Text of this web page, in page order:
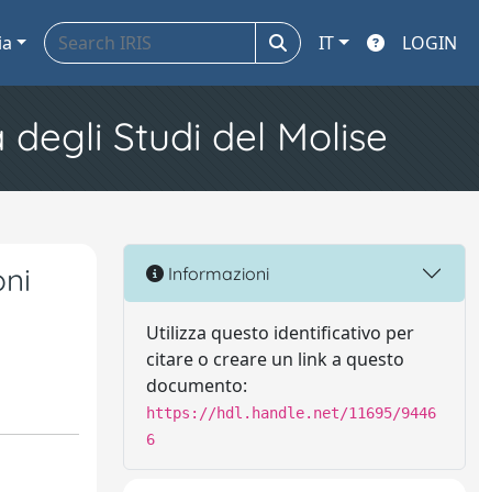
IT LOGIN
Studi del Molise
Informazioni
Utilizza questo identificativo per
citare o creare un link a questo
documento:
https://hdl.handle.net/11695/9446
6